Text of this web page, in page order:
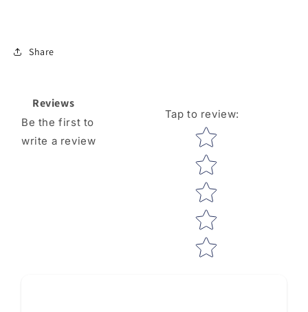
Share
Reviews
Be the first to
write a review
Tap to review:
Star rating